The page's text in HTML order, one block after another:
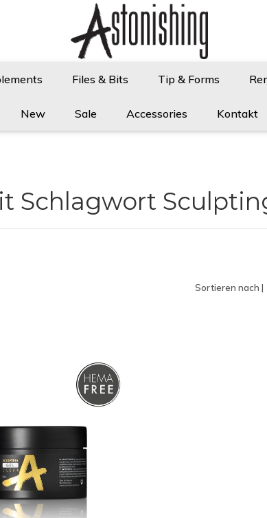
Files & Bits Tip & Forms
New Sale Accessories Kontakt
Schlagwort
Sortieren nach |